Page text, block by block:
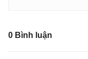
0 Bình luận